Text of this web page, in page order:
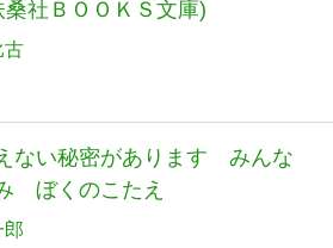
桑社ＢＯＯＫＳ文庫)
古
ない秘密があります みんな
ぼくのこたえ
郎